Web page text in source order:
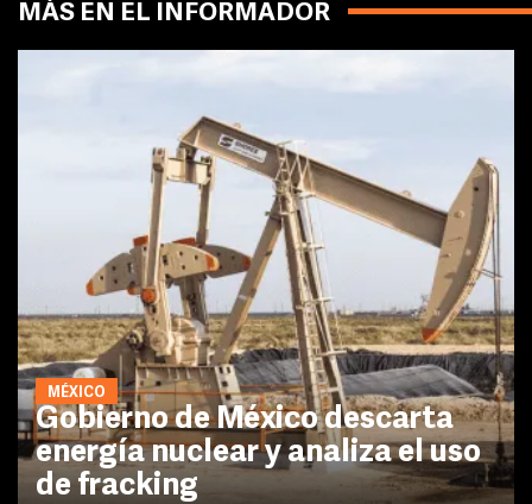
MÁS EN EL INFORMADOR
MÉXICO
Gobierno de México descarta
energía nuclear y analiza el uso
de fracking